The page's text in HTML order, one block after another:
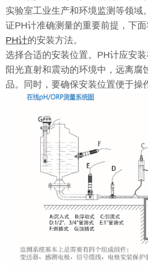
实验室工业生产和环境监测等领域
证PH计准确测量的重要前提，下
PH计的安装方法。
选择合适的安装位置。PH计应安
阳光直射和震动的环境中，远离腐
品。同时，要确保安装位置便于操